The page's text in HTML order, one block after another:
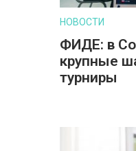
НОВОСТИ
ФИДЕ: в
крупные
турниры